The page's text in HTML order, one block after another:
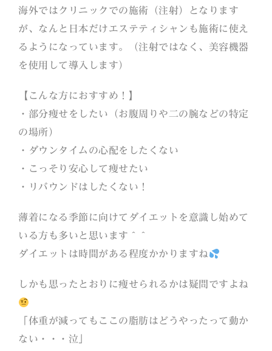
海外ではクリニックでの施術（注射）となります
が、なんと日本だけエステティシャンも施術に使え
るようになっています。（注射ではなく、美容機器
を使用して導入します）
【こんな方におすすめ！】
・部分痩せをしたい（お腹周りや二の腕などの特定
の場所）
・ダウンタイムの心配をしたくない
・こっそり安心して痩せたい
・リバウンドはしたくない！
薄着になる季節に向けてダイエットを意識し始めて
いる方も多いと思います＾＾
ダイエットは時間がある程度かかりますね
しかも思ったとおりに痩せられるかは疑問ですよね
「体重が減ってもここの脂肪はどうやったって動か
ない・・・泣」